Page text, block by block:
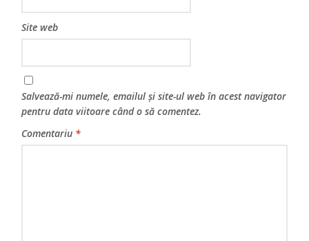
Site web
Salvează-mi numele, emailul și site-ul web în acest navigator
pentru data viitoare când o să comentez.
Comentariu *